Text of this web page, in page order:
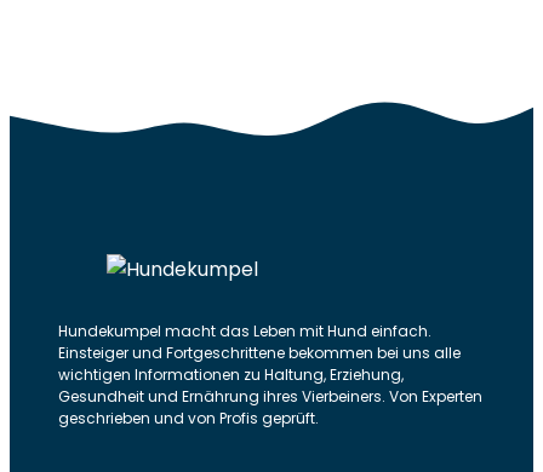
Hundekumpel macht das Leben mit Hund einfach.
Einsteiger und Fortgeschrittene bekommen bei uns alle
wichtigen Informationen zu Haltung, Erziehung,
Gesundheit und Ernährung ihres Vierbeiners. Von Experten
geschrieben und von Profis geprüft.